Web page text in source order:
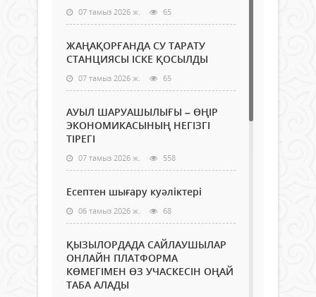
07 тамыз 2026 ж. 65
ЖАҢАҚОРҒАНДА СУ ТАРАТУ
СТАНЦИЯСЫ ІСКЕ ҚОСЫЛДЫ
07 тамыз 2026 ж. 65
АУЫЛ ШАРУАШЫЛЫҒЫ – ӨҢІР
ЭКОНОМИКАСЫНЫҢ НЕГІЗГІ
ТІРЕГІ
07 тамыз 2026 ж. 558
Есептен шығару куәліктері
06 тамыз 2026 ж. 68
ҚЫЗЫЛОРДАДА САЙЛАУШЫЛАР
ОНЛАЙН ПЛАТФОРМА
КӨМЕГІМЕН ӨЗ УЧАСКЕСІН ОҢАЙ
ТАБА АЛАДЫ